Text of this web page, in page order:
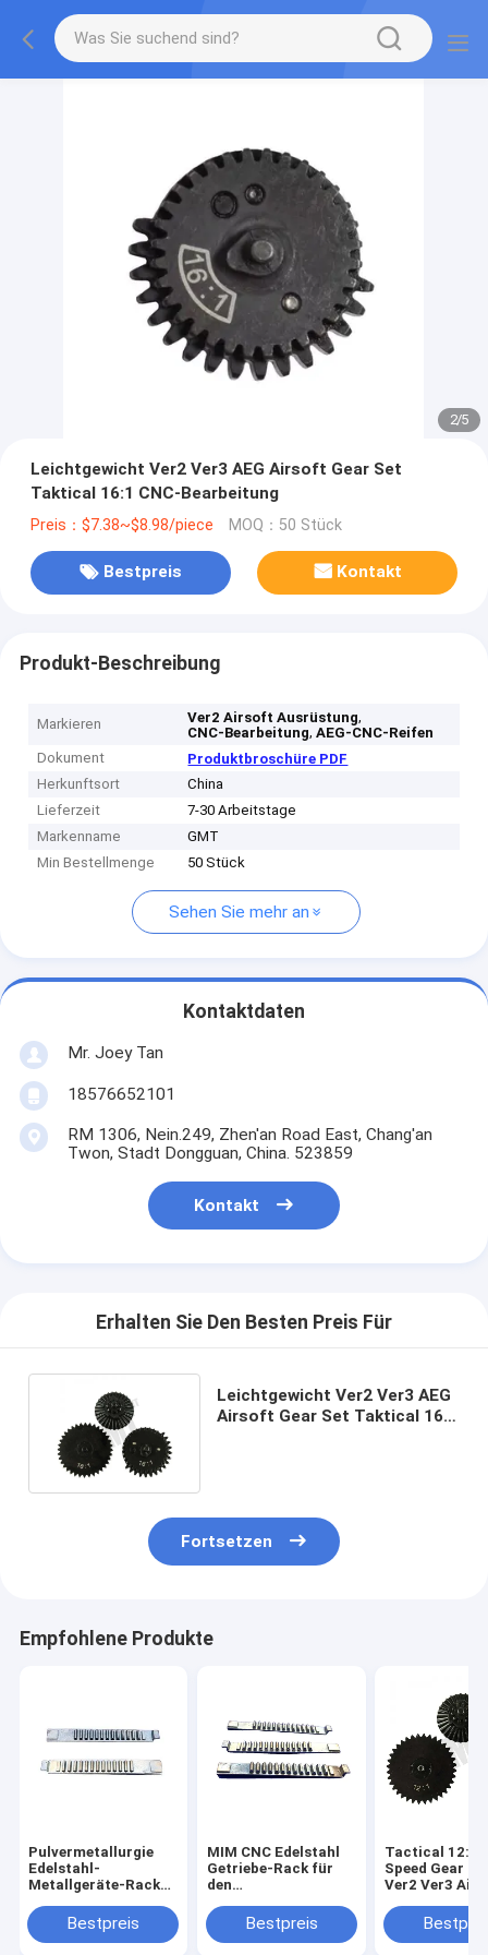
2/5
Leichtgewicht Ver2 Ver3 AEG Airsoft Gear Set
Taktical 16:1 CNC-Bearbeitung
Preis：$7.38~$8.98/piece MOQ：50 Stück
Bestpreis Kontakt
Produkt-Beschreibung
Markieren Ver2 Airsoft Ausrüstung,
CNC-Bearbeitung,AEG-CNC-Reifen
Dokument
Produktbroschüre PDF
Herkunftsort
China
Lieferzeit
7-30 Arbeitstage
Markenname
GMT
Min Bestellmenge
50 Stück
Sehen Sie mehr an
Kontaktdaten
Mr. Joey Tan
18576652101
RM 1306, Nein.249, Zhen'an Road East, Chang'an
Twon, Stadt Dongguan, China. 523859
Kontakt
Erhalten Sie Den Besten Preis Für
Leichtgewicht Ver2 Ver3 AEG
Airsoft Gear Set Taktical 16:1
Fortsetzen
Empfohlene Produkte
Pulvermetallurgie
Edelstahl-
Metallgeräte-Rack
kundenspezifisch
Bestpreis
MIM CNC Edelstahl
Getriebe-Rack für
den
Bestpreis
Tactical 12:1
Speed Gear
Ver2 Ver3